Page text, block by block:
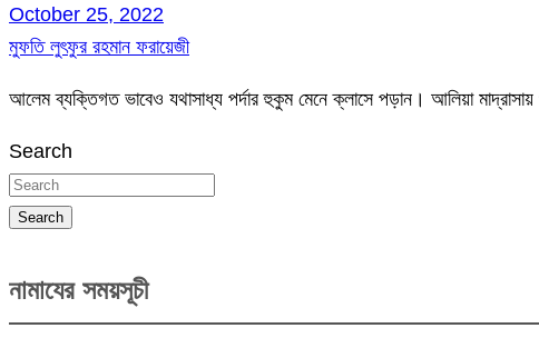
October 25, 2022
মুফতি লুৎফুর রহমান ফরায়েজী
আলেম ব্যক্তিগত ভাবেও যথাসাধ্য পর্দার হুকুম মেনে ক্লাসে পড়ান। আলিয়া
Search
Search
নামাযের সময়সূচী